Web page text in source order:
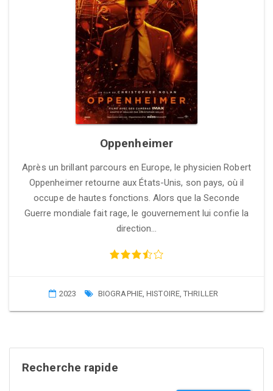
Oppenheimer
Après un brillant parcours en Europe, le physicien Robert
Oppenheimer retourne aux États-Unis, son pays, où il
occupe de hautes fonctions. Alors que la Seconde
Guerre mondiale fait rage, le gouvernement lui confie la
direction…
2023 BIOGRAPHIE,HISTOIRE,THRILLER
Recherche rapide